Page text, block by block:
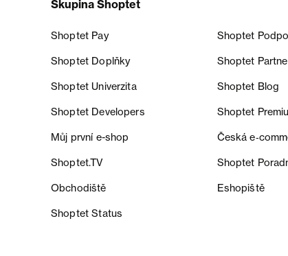
Skupina Shoptet
Shoptet Pay Shoptet
Shoptet Doplňky Shoptet
Shoptet Univerzita Shoptet Blog
Shoptet Developers Shoptet
Můj první e-shop Česká
Shoptet.TV Shoptet
Obchodiště Eshopiště
Shoptet Status